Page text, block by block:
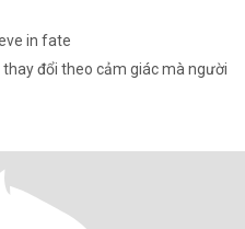
in fate
đổi theo cảm giác mà người